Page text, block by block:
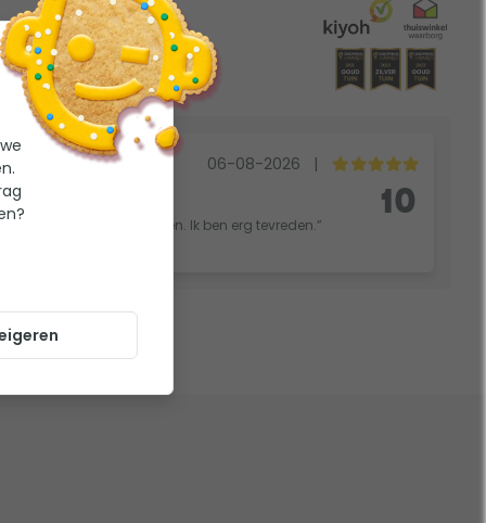
06-08-2026
|
toppy.
Van bestellen tot leveren. Ik ben erg tevreden.”
10